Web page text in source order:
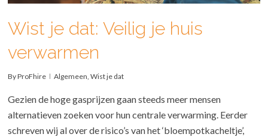
Wist je dat: Veilig je huis
verwarmen
ByProFhire Algemeen,Wist je dat
Gezien de hoge gasprijzen gaan steeds meer mensen
alternatieven zoeken voor hun centrale verwarming. Eerder
schreven wij al over de risico’s van het ‘bloempotkacheltje’,